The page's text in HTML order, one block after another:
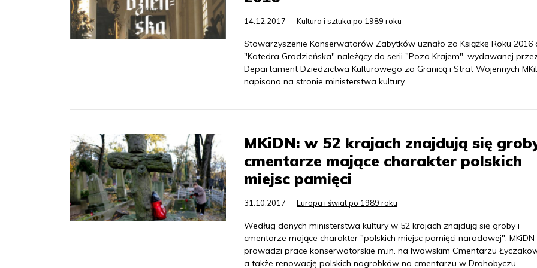
14.12.2017 Kultura i sztuka po 1989 roku
Stowarzyszenie Konserwatorów Zabytków uznało za Książkę Roku 2016
"Katedra Grodzieńska" należący do serii "Poza Krajem", wydawanej
Departament Dziedzictwa Kulturowego za Granicą i Strat Wojennych
napisano na stronie ministerstwa kultury.
MKiDN: w 52 krajach znajdują się
cmentarze mające charakter polskich
miejsc pamięci
31.10.2017 Europa i świat po 1989 roku
Według danych ministerstwa kultury w 52 krajach znajdują się groby i
cmentarze mające charakter "polskich miejsc pamięci narodowej". MKiDN
prowadzi prace konserwatorskie m.in. na lwowskim Cmentarzu
a także renowację polskich nagrobków na cmentarzu w Drohobyczu.